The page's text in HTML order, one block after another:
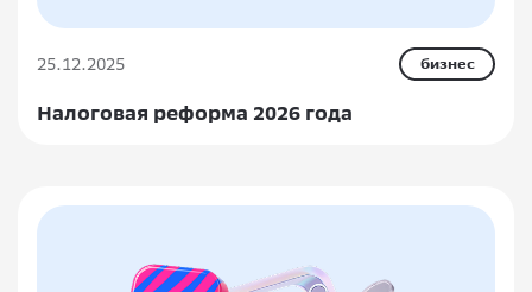
25.12.2025 бизнес
Налоговая реформа 2026 года